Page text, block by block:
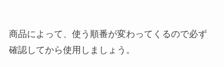
商品によって、使う順番が変わってくるので必ず
確認してから使用しましょう。